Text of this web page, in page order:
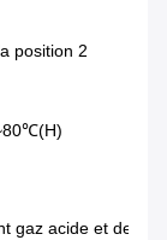
position 2
gaz acide et de